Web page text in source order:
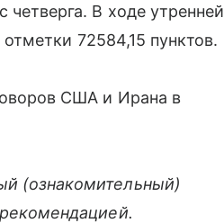
В ходе утренней
72584,15 пунктов.
США и Ирана в
(ознакомительный)